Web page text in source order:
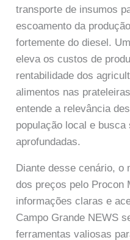
transporte de insumos
escoamento da
fortemente do diesel.
eleva os custos de
rentabilidade dos
alimentos nas
entende a relevância
população local e
aprofundadas.
Diante desse cenário, o
dos preços pelo Procon
informações claras e
Campo Grande NEWS
ferramentas valiosas